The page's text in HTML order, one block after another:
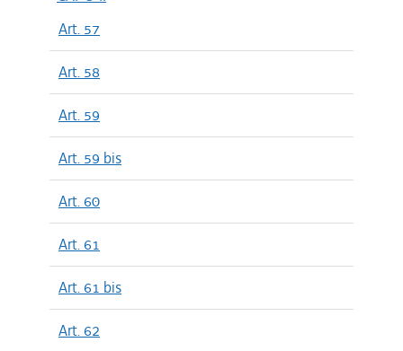
Art. 57
Art. 58
Art. 59
Art. 59 bis
Art. 60
Art. 61
Art. 61 bis
Art. 62